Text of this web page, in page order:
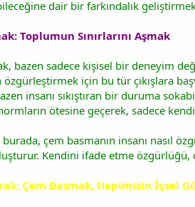
dair bir farkındalık
Toplumun Sınırlarını Aşmak
bazen sadece kişisel bir deneyim
özgürleştirmek için bu tür çıkışlara
insanı sıkıştıran bir duruma
ötesine geçerek, sadece
çem basmanın insanı nasıl
Kendini ifade etme özgürlüğü,
Çem Basmak, Hepimizin İçsel